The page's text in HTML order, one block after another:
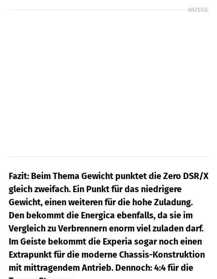
ANZEIGE
Fazit: Beim Thema Gewicht punktet die Zero DSR/X
gleich zweifach. Ein Punkt für das niedrigere
Gewicht, einen weiteren für die hohe Zuladung.
Den bekommt die Energica ebenfalls, da sie im
Vergleich zu Verbrennern enorm viel zuladen darf.
Im Geiste bekommt die Experia sogar noch einen
Extrapunkt für die moderne Chassis-Konstruktion
mit mittragendem Antrieb. Dennoch: 4:4 für die